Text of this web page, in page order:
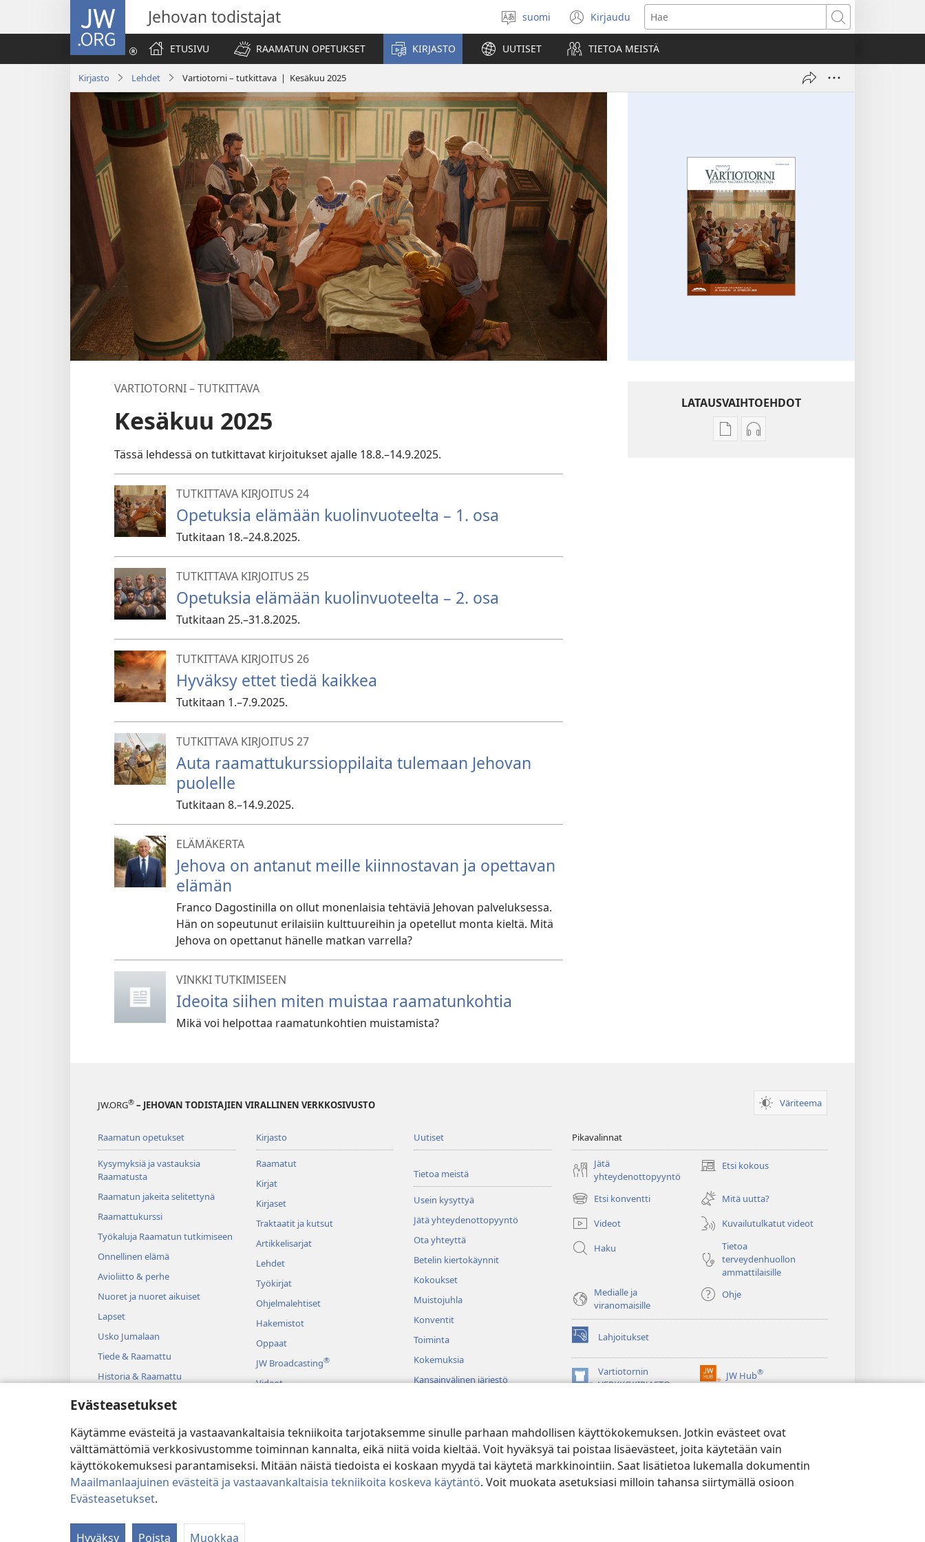
Evästeasetukset
Käytämme evästeitä ja vastaavankaltaisia tekniikoita tarjotaksemme sinulle parhaan mahdollisen käyttökokemuksen. Jotkin evästeet ovat
välttämättömiä verkkosivustomme toiminnan kannalta, eikä niitä voida kieltää. Voit hyväksyä tai poistaa lisäevästeet, joita käytetään vain
käyttökokemuksesi parantamiseksi. Mitään näistä tiedoista ei koskaan myydä tai käytetä markkinointiin. Saat lisätietoa lukemalla dokumentin
Maailmanlaajuinen evästeitä ja vastaavankaltaisia tekniikoita koskeva käytäntö. Voit muokata asetuksiasi milloin tahansa siirtymällä osioon
Evästeasetukset.
Hyväksy Poista Muokkaa
JW.ORG Jehovan todistajat
Valitse
kieli
suomi Kirjaudu
(avaa
uuden
ikkunan)
Hae
ETUSIVU
RAAMATUN OPETUKSET KIRJASTO UUTISET TIETOA MEISTÄ
Kirjasto Lehdet Vartiotorni – tutkittava | Kesäkuu 2025
VARTIOTORNI – TUTKITTAVA
Kesäkuu 2025
Tässä lehdessä on tutkittavat kirjoitukset ajalle 18.8.–14.9.2025.
TUTKITTAVA KIRJOITUS 24
Opetuksia elämään kuolinvuoteelta – 1. osa
Tutkitaan 18.–24.8.2025.
TUTKITTAVA KIRJOITUS 25
Opetuksia elämään kuolinvuoteelta – 2. osa
Tutkitaan 25.–31.8.2025.
TUTKITTAVA KIRJOITUS 26
Hyväksy ettet tiedä kaikkea
Tutkitaan 1.–7.9.2025.
TUTKITTAVA KIRJOITUS 27
Auta raamattukurssioppilaita tulemaan Jehovan
puolelle
Tutkitaan 8.–14.9.2025.
ELÄMÄKERTA
Jehova on antanut meille kiinnostavan ja opettavan
elämän
Franco Dagostinilla on ollut monenlaisia tehtäviä Jehovan palveluksessa.
Hän on sopeutunut erilaisiin kulttuureihin ja opetellut monta kieltä. Mitä
Jehova on opettanut hänelle matkan varrella?
VINKKI TUTKIMISEEN
Ideoita siihen miten muistaa raamatunkohtia
Mikä voi helpottaa raamatunkohtien muistamista?
LATAUSVAIHTOEHDOT
JulkaisujenÄänitteiden
JW.ORG® – JEHOVAN TODISTAJIEN VIRALLINEN VERKKOSIVUSTO Väriteema
Raamatun opetukset
Kysymyksiä ja vastauksia
Raamatusta
Raamatun jakeita selitettynä
Raamattukurssi
Työkaluja Raamatun tutkimiseen
Onnellinen elämä
Avioliitto & perhe
Nuoret ja nuoret aikuiset
Lapset
Usko Jumalaan
Tiede & Raamattu
Historia & Raamattu
Kirjasto
Raamatut
Kirjat
Kirjaset
Traktaatit ja kutsut
Artikkelisarjat
Lehdet
Työkirjat
Ohjelmalehtiset
Hakemistot
Oppaat
JW Broadcasting®
Videot
Dramatisoitu raamatunluku
Uutiset
Tietoa meistä
Usein kysyttyä
Jätä yhteydenottopyyntö
Ota yhteyttä
Betelin kiertokäynnit
Kokoukset
Muistojuhla
Konventit
Toiminta
Kokemuksia
Kansainvälinen järjestö
Pikavalinnat
Jätä
yhteydenottopyyntö
Etsi kokous
(avaa
ikkunan)
Etsi konventti
(avaa
uuden
ikkunan)
Mitä uutta?
Videot
Kuvailutulkatut videot
Haku
Tietoa
terveydenhuollon
ammattilaisille
Medialle ja
viranomaisille
Ohje
Lahjoitukset
(avaa
uuden
ikkunan)Vartiotornin
VERKKOKIRJASTO
(avaa
JW Hub®
(avaa